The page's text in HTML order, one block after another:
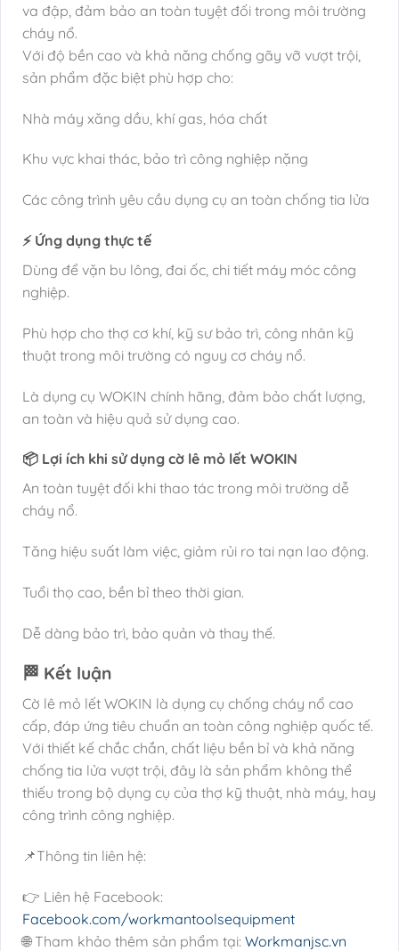
va đập, đảm bảo an toàn tuyệt đối trong môi trường
cháy nổ.
Với độ bền cao và khả năng chống gãy vỡ vượt trội,
sản phẩm đặc biệt phù hợp cho:
Nhà máy xăng dầu, khí gas, hóa chất
Khu vực khai thác, bảo trì công nghiệp nặng
Các công trình yêu cầu dụng cụ an toàn chống tia lửa
⚡ Ứng dụng thực tế
Dùng để vặn bu lông, đai ốc, chi tiết máy móc công
nghiệp.
Phù hợp cho thợ cơ khí, kỹ sư bảo trì, công nhân kỹ
thuật trong môi trường có nguy cơ cháy nổ.
Là dụng cụ WOKIN chính hãng, đảm bảo chất lượng,
an toàn và hiệu quả sử dụng cao.
📦 Lợi ích khi sử dụng cờ lê mỏ lết WOKIN
An toàn tuyệt đối khi thao tác trong môi trường dễ
cháy nổ.
Tăng hiệu suất làm việc, giảm rủi ro tai nạn lao động.
Tuổi thọ cao, bền bỉ theo thời gian.
Dễ dàng bảo trì, bảo quản và thay thế.
🏁 Kết luận
Cờ lê mỏ lết WOKIN là dụng cụ chống cháy nổ cao
cấp, đáp ứng tiêu chuẩn an toàn công nghiệp quốc tế.
Với thiết kế chắc chắn, chất liệu bền bỉ và khả năng
chống tia lửa vượt trội, đây là sản phẩm không thể
thiếu trong bộ dụng cụ của thợ kỹ thuật, nhà máy, hay
công trình công nghiệp.
📌Thông tin liên hệ:
👉 Liên hệ Facebook:
Facebook.com/workmantoolsequipment
🌐 Tham khảo thêm sản phẩm tại: Workmanjsc.vn